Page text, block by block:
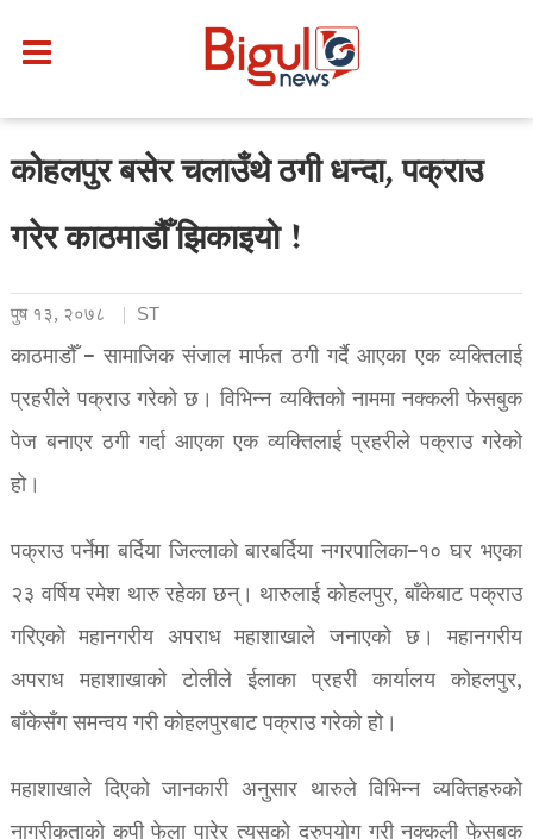
कोहलपुर बसेर चलाउँथे ठगी धन्दा, पक्राउ
गरेर काठमाडौँ झिकाइयो !
पुष १३, २०७८ ST
काठमाडौँ – सामाजिक संजाल मार्फत ठगी गर्दै आएका एक व्यक्तिलाई
प्रहरीले पक्राउ गरेको छ। विभिन्न व्यक्तिको नाममा नक्कली फेसबुक
पेज बनाएर ठगी गर्दा आएका एक व्यक्तिलाई प्रहरीले पक्राउ गरेको
हो।
पक्राउ पर्नेमा बर्दिया जिल्लाको बारबर्दिया नगरपालिका–१० घर भएका
२३ वर्षिय रमेश थारु रहेका छन्। थारुलाई कोहलपुर, बाँकेबाट पक्राउ
गरिएको महानगरीय अपराध महाशाखाले जनाएको छ। महानगरीय
अपराध महाशाखाको टोलीले ईलाका प्रहरी कार्यालय कोहलपुर,
बाँकेसँग समन्वय गरी कोहलपुरबाट पक्राउ गरेको हो।
महाशाखाले दिएको जानकारी अनुसार थारुले विभिन्न व्यक्तिहरुको